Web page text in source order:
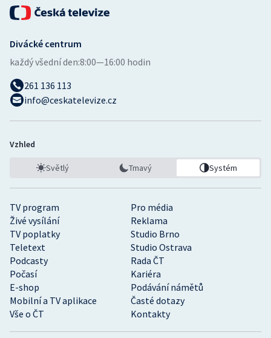
TV program
Pro média
Živé vysílání
Reklama
TV poplatky
Studio Brno
Teletext
Studio Ostrava
Podcasty
Rada ČT
Počasí
Kariéra
E-shop
Podávání námětů
Mobilní a TV aplikace
Časté dotazy
Vše o ČT
Kontakty
Divácké centrum
každý všední den:8:00—16:00 hodin
261 136 113
info@ceskatelevize.cz
Vzhled
Světlý Tmavý Systém